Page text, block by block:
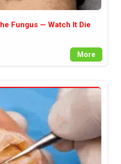
Fungus — Watch It Die
More